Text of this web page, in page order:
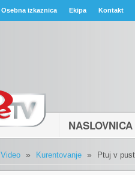
Osebna izkaznica Ekipa Kontakt
NASLOVNICA
Video » Kurentovanje » Ptuj v